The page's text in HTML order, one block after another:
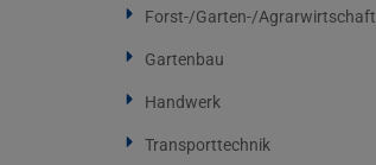
Forst-/Garten-/Agrarwirtschaft
Gartenbau
Handwerk
Transporttechnik